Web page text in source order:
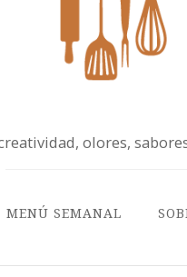
olores,
MENÚ SEMANAL